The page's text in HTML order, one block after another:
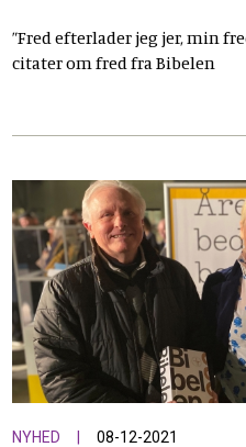
”Fred efterlader jeg jer, min
citater om fred fra Bibelen
NYHED 08-12-2021